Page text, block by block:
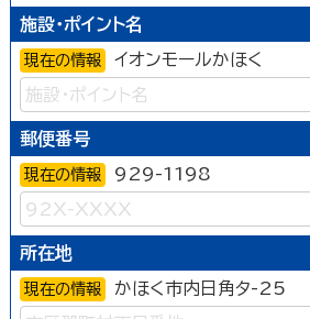
施設・ポイント名
現在の情報 イオンモールかほく
郵便番号
現在の情報 929-1198
所在地
現在の情報 かほく市内日角タ-25